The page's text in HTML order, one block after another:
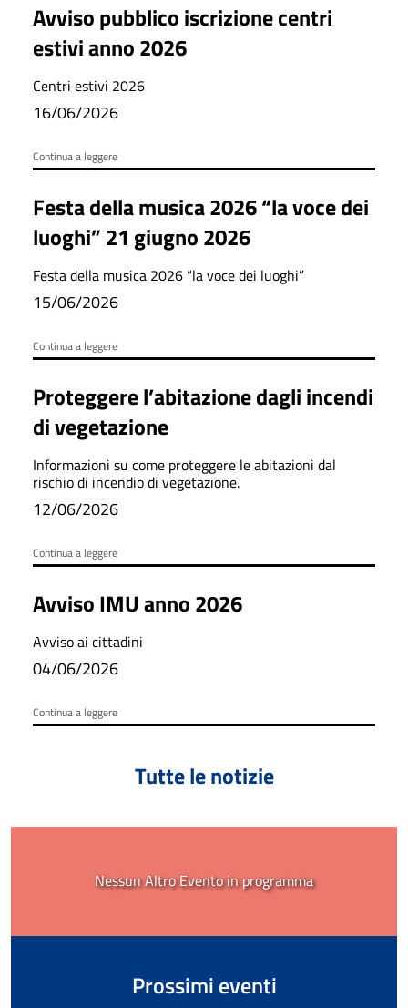
Avviso pubblico iscrizione centri
estivi anno 2026
Centri estivi 2026
16/06/2026
Continua a leggere
Festa della musica 2026 “la voce dei
luoghi” 21 giugno 2026
Festa della musica 2026 “la voce dei luoghi”
15/06/2026
Continua a leggere
Proteggere l’abitazione dagli incendi
di vegetazione
Informazioni su come proteggere le abitazioni dal
rischio di incendio di vegetazione.
12/06/2026
Continua a leggere
Avviso IMU anno 2026
Avviso ai cittadini
04/06/2026
Continua a leggere
Tutte le notizie
Nessun Altro Evento in programma
Prossimi eventi